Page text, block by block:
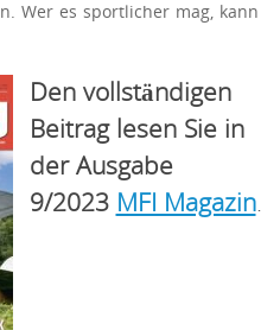
Wer es sportlicher mag, kann
Den vollständigen
Beitrag lesen Sie in
der Ausgabe
9/2023 MFI Magazin.